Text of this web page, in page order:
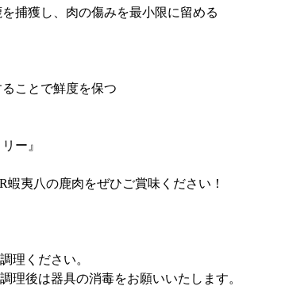
捕獲し、肉の傷みを最小限に留める
ことで鮮度を保つ
ー』
夷八の鹿肉をぜひご賞味ください！
理ください。
理後は器具の消毒をお願いいたします。